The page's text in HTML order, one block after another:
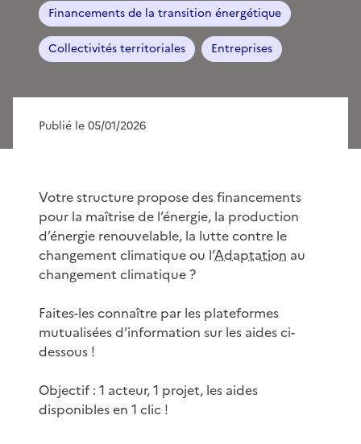
Financements de la transition énergétique
Collectivités territoriales Entreprises
Publié le 05/01/2026
Votre structure propose des financements
pour la maîtrise de l’énergie, la production
d’énergie renouvelable, la lutte contre le
changement climatique ou l’Adaptation au
changement climatique ?
Faites-les connaître par les plateformes
mutualisées d’information sur les aides ci-
dessous !
Objectif : 1 acteur, 1 projet, les aides
disponibles en 1 clic !